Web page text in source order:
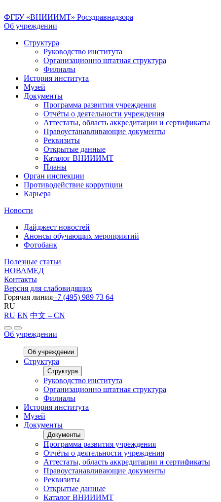
ФГБУ «ВНИИИМТ» Росздравнадзора
Об учреждении
Структура
Руководство института
Организационно штатная структура
Филиалы
История института
Музей
Документы
Программа развития учреждения
Отчёты о деятельности учреждения
Аттестаты, область аккредитации и сертификаты
Правоустанавливающие документы
Реквизиты
Открытые данные
Каталог ВНИИИМТ
Планы
Орган инспекции
Противодействие коррупции
Карьера
Новости
Дайджест новостей
Анонсы обучающих мероприятий
Фотобанк
Полезные статьи
НОВАМЕД
Контакты
Версия для слабовидящих
Горячая линия+7 (495) 989 73 64
RU
RU EN 中文 – CN
Об учреждении
Об учреждении
Структура
Структура
Руководство института
Организационно штатная структура
Филиалы
История института
Музей
Документы
Документы
Программа развития учреждения
Отчёты о деятельности учреждения
Аттестаты, область аккредитации и сертификаты
Правоустанавливающие документы
Реквизиты
Открытые данные
Каталог ВНИИИМТ